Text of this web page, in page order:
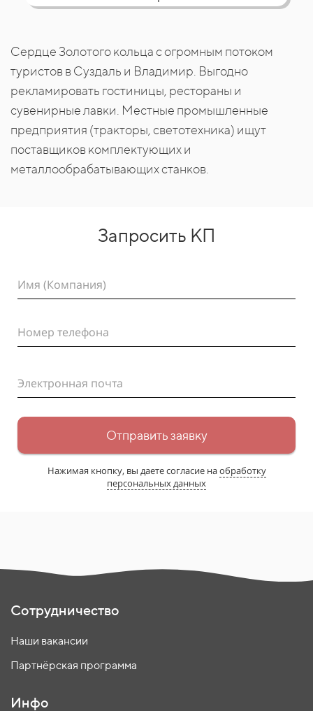
Сердце Золотого кольца с огромным потоком
туристов в Суздаль и Владимир. Выгодно
рекламировать гостиницы, рестораны и
сувенирные лавки. Местные промышленные
предприятия (тракторы, светотехника) ищут
поставщиков комплектующих и
металлообрабатывающих станков.
Запросить КП
Имя (Компания)
Номер телефона
Электронная почта
Отправить заявку
Нажимая кнопку, вы даете согласие наобработку
персональных данных
Сотрудничество
Наши вакансии
Партнёрская программа
Инфо